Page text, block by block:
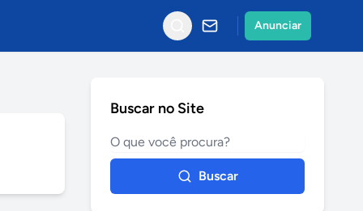
Anunciar
Buscar no Site
Buscar